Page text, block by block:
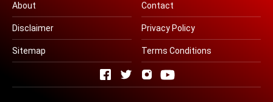
About Contact
Disclaimer Privacy Policy
Sitemap Terms Conditions